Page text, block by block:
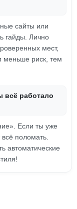
сайты или
гайды. Лично
мест,
меньше риск, тем
всё работало
Если ты уже
поломать.
автоматические